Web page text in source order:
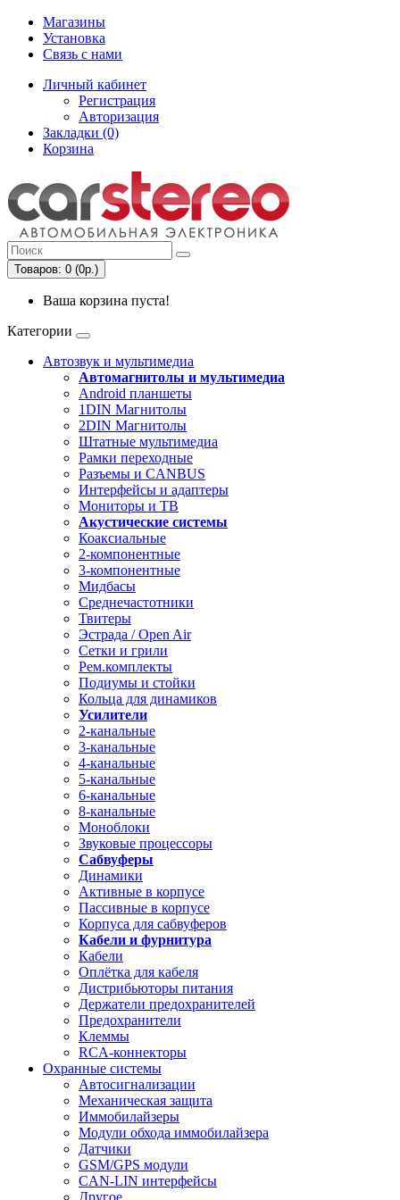
Магазины
Установка
Связь с нами
Личный кабинет
Регистрация
Авторизация
Закладки (0)
Корзина
Товаров: 0 (0р.)
Ваша корзина пуста!
Категории
Автозвук и мультимедиа
Автомагнитолы и мультимедиа
Android планшеты
1DIN Магнитолы
2DIN Магнитолы
Штатные мультимедиа
Рамки переходные
Разъемы и CANBUS
Интерфейсы и адаптеры
Мониторы и ТВ
Акустические системы
Коаксиальные
2-компонентные
3-компонентные
Мидбасы
Среднечастотники
Твитеры
Эстрада / Open Air
Сетки и грили
Рем.комплекты
Подиумы и стойки
Кольца для динамиков
Усилители
2-канальные
3-канальные
4-канальные
5-канальные
6-канальные
8-канальные
Моноблоки
Звуковые процессоры
Сабвуферы
Динамики
Активные в корпусе
Пассивные в корпусе
Корпуса для сабвуферов
Кабели и фурнитура
Кабели
Оплётка для кабеля
Дистрибьюторы питания
Держатели предохранителей
Предохранители
Клеммы
RCA-коннекторы
Охранные системы
Автосигнализации
Механическая защита
Иммобилайзеры
Модули обхода иммобилайзера
Датчики
GSM/GPS модули
CAN-LIN интерфейсы
Другое